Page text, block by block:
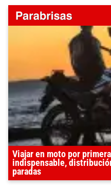
Viajar en moto por
indispensable,
paradas